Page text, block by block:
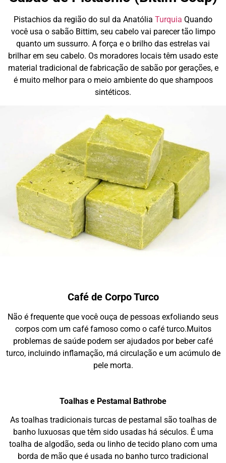
Pistachios da região do sul da Anatólia Turquia Quando
você usa o sabão Bittim, seu cabelo vai parecer tão limpo
quanto um sussurro. A força e o brilho das estrelas vai
brilhar em seu cabelo. Os moradores locais têm usado este
material tradicional de fabricação de sabão por gerações, e
é muito melhor para o meio ambiente do que shampoos
sintéticos.
Café de Corpo Turco
Não é frequente que você ouça de pessoas exfoliando seus
corpos com um café famoso como o café turco.Muitos
problemas de saúde podem ser ajudados por beber café
turco, incluindo inflamação, má circulação e um acúmulo de
pele morta.
Toalhas e Pestamal Bathrobe
As toalhas tradicionais turcas de pestamal são toalhas de
banho luxuosas que têm sido usadas há séculos. É uma
toalha de algodão, seda ou linho de tecido plano com uma
borda de mão que é usada no banho turco tradicional